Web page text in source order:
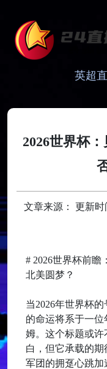
英超
2026世界杯
文章来源： 更新时
# 2026世界杯前瞻
北美圆梦？
当2026年世界杯
的命运将系于一
姆。这个标题或许
白，但它承载的
军团的拥趸心跳加